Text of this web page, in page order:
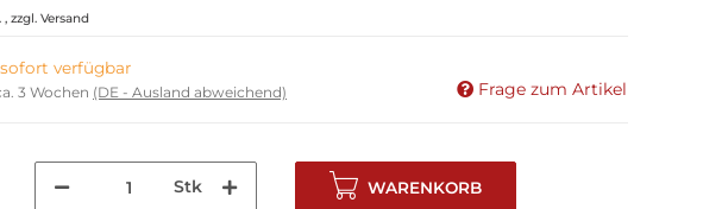
, zzgl. Versand
verfügbar
3 Wochen (DE - Ausland abweichend) Frage zum Artikel
Stk WARENKORB